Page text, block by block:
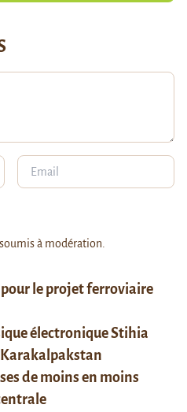
le projet ferroviaire
électronique Stihia
Karakalpakstan
de moins en moins
à modération.